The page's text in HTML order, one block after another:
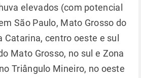
elevados (com potencial
São Paulo, Mato Grosso do
Catarina, centro oeste e sul
Mato Grosso, no sul e Zona
Triângulo Mineiro, no oeste